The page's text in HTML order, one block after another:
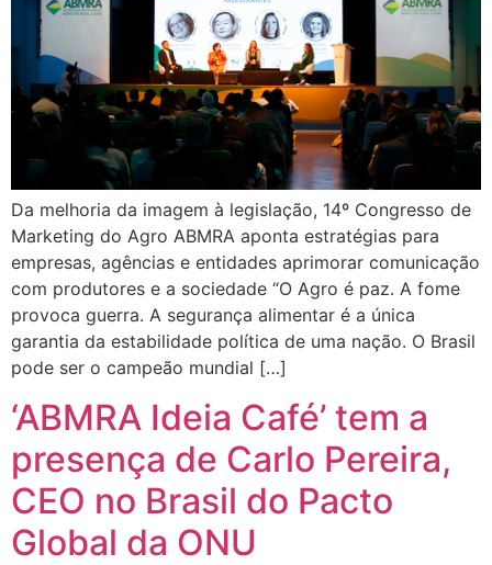
Da melhoria da imagem à legislação, 14º Congresso de
Marketing do Agro ABMRA aponta estratégias para
empresas, agências e entidades aprimorar comunicação
com produtores e a sociedade “O Agro é paz. A fome
provoca guerra. A segurança alimentar é a única
garantia da estabilidade política de uma nação. O Brasil
pode ser o campeão mundial […]
‘ABMRA Ideia Café’ tem a
presença de Carlo Pereira,
CEO no Brasil do Pacto
Global da ONU